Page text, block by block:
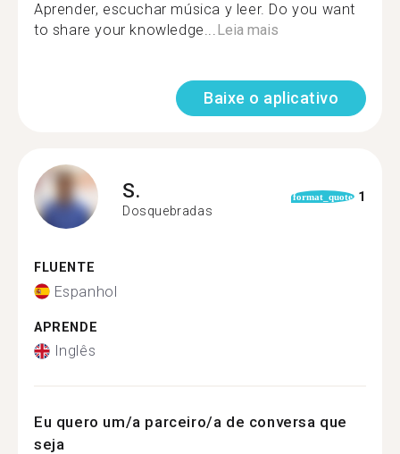
Aprender, escuchar música y leer. Do you want
to share your knowledge...Leia mais
Baixe o aplicativo
S.
Dosquebradas
format_quote 1
FLUENTE
Espanhol
APRENDE
Inglês
Eu quero um/a parceiro/a de conversa que
seja